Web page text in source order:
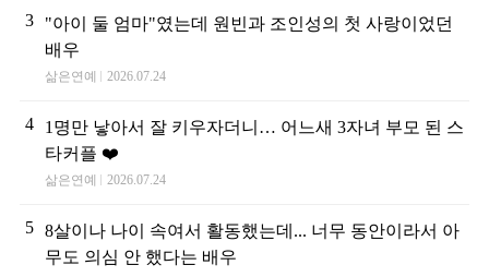
3
"아이 둘 엄마"였는데 원빈과 조인성의 첫 사랑이었던
배우
삶은연예 2026.07.24
4
1명만 낳아서 잘 키우자더니… 어느새 3자녀 부모 된 스
타커플 ❤️
삶은연예 2026.07.24
5 8살이나 나이 속여서 활동했는데... 너무 동안이라서 아
무도 의심 안 했다는 배우